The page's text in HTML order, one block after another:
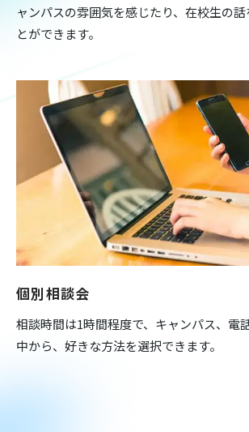
ャンパスの雰囲気を感じたり、在校生の
とができます。
個別相談会
相談時間は1時間程度で、キャンパス、電
中から、好きな方法を選択できます。